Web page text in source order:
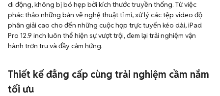
di động, không bị bó hẹp bởi kích thước truyền thống. Từ việc
phác thảo những bản vẽ nghệ thuật tỉ mỉ, xử lý các tệp video độ
phân giải cao cho đến những cuộc họp trực tuyến kéo dài, iPad
Pro 12.9 inch luôn thể hiện sự vượt trội, đem lại trải nghiệm vận
hành trơn tru và đầy cảm hứng.
Thiết kế đẳng cấp cùng trải nghiệm cầm nắm
tối ưu